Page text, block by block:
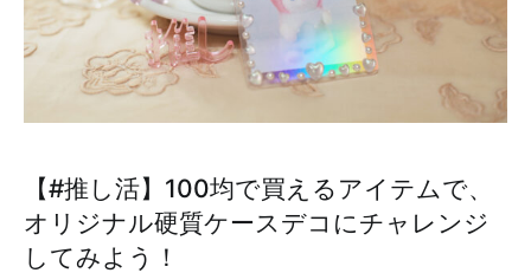
【#推し活】100均で買えるアイテムで、
オリジナル硬質ケースデコにチャレンジ
してみよう！